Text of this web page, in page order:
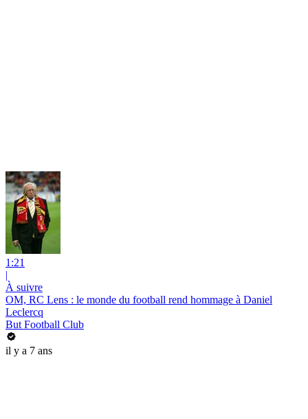
1:21
|
À suivre
OM, RC Lens : le monde du football rend hommage à Daniel
Leclercq
But Football Club
il y a 7 ans